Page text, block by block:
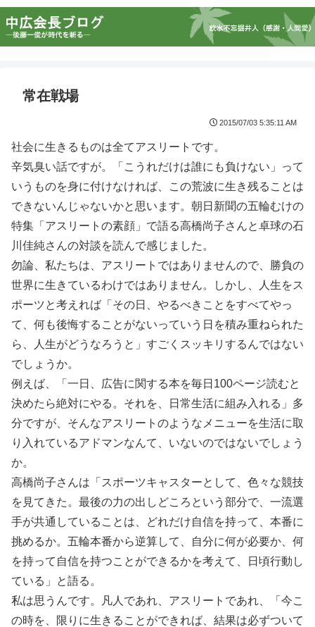
常在戦場
2015/07/03 5:35:11 AM
社会に生きるものは全てアスリートです。
辛気臭い話ですが。「こうれだけは誰にも負けない」って
いうものを身に付けなければ、この荒波に生き残ることは
できないんじゃないかと思います。朝日新聞の五輪むけの
特集「アスリートの素顔」で語る高橋尚子さんと卓球の石
川佳純さんの対談を読んで感じました。
勿論、私たちは、アスリートではありませんので、勝負の
世界に生きているわけではありません。しかし、人生をス
ポーツと考えれば「その日、やるべきことをすべてやっ
て、何も後悔することがないっていう日を積み重ねられた
ら、人生がどうなろうと」すごくスッキリするんではない
でしょうか。
例えば、「一日、広告に関する本を毎日100ページ読むと
決めたら絶対にやる。それを、日常生活に組み入れる」多
分ですが、そんなアスリートのようなメニューを生活に取
り入れているアドマンなんて、いないのではないでしょう
か。
高橋尚子さんは「スポーツキャスターとして、色々な競技
を見てきた。最後の力の出しどころという部分で、一流選
手が共通していることは、どれだけ自信を持って、本番に
挑めるか。五輪本番から逆算して、自分に何が必要か、何
を持って自信を持つことができるかを考えて、日頃行動し
ている」と語る。
私は思うんです。凡人であれ、アスリートであれ、「今こ
の時を、限りに生きることができれば、結果は必ずついて